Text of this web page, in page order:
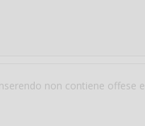
non contiene offese